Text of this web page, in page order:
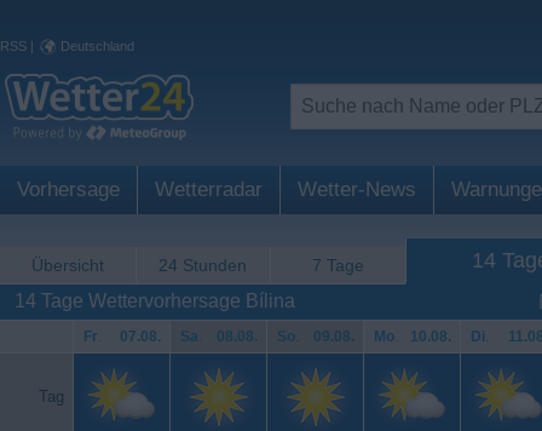
RSS | Deutschland
Vorhersage Wetterradar Wetter-News
Übersicht 24 Stunden 7 Tage 14
14 Tage Wettervorhersage Bílina
Fr. 07.08. Sa. 08.08. So. 09.08. Mo. 10.08. Di.
Tag